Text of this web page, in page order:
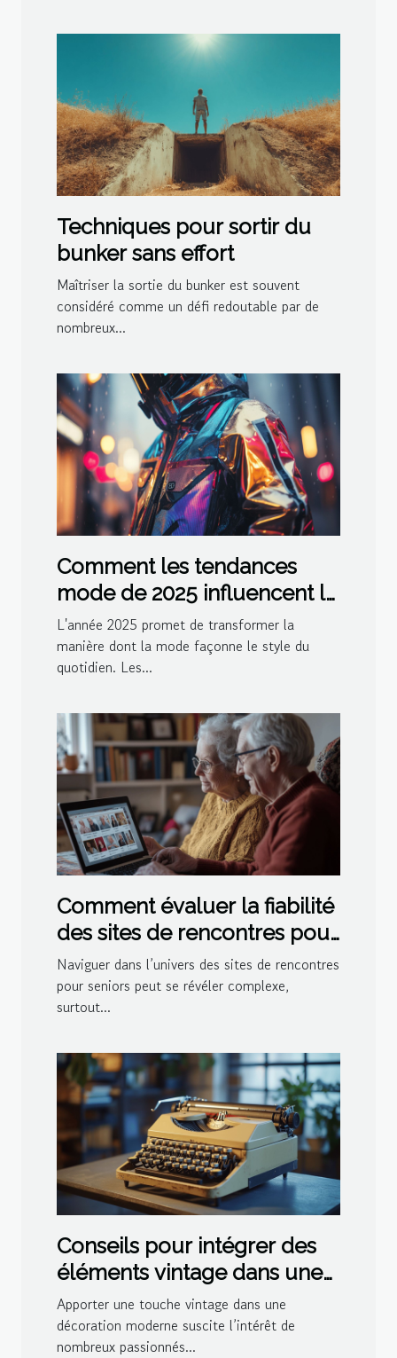
Techniques pour sortir du
bunker sans effort
Maîtriser la sortie du bunker est souvent
considéré comme un défi redoutable par de
nombreux...
Comment les tendances
mode de 2025 influencent le
style quotidien
L'année 2025 promet de transformer la
manière dont la mode façonne le style du
quotidien. Les...
Comment évaluer la fiabilité
des sites de rencontres pour
seniors
Naviguer dans l’univers des sites de rencontres
pour seniors peut se révéler complexe,
surtout...
Conseils pour intégrer des
éléments vintage dans une
décoration moderne
Apporter une touche vintage dans une
décoration moderne suscite l’intérêt de
nombreux passionnés...